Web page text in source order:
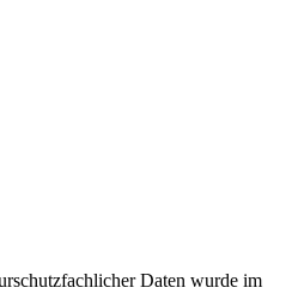
Daten wurde im